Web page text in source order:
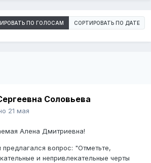
ПО ГОЛОСАМ СОРТИРОВАТЬ ПО ДАТЕ
Соловьева
21 мая
Алена Дмитриевна!
вопрос: "Отметьте,
и непривлекательные черты